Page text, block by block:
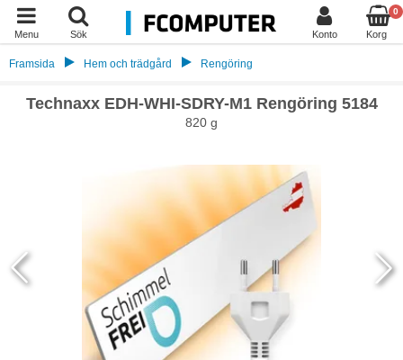
Menu Sök Konto
0
Korg
Framsida Hem och trädgård Rengöring
Technaxx EDH-WHI-SDRY-M1 Rengöring 5184
820 g